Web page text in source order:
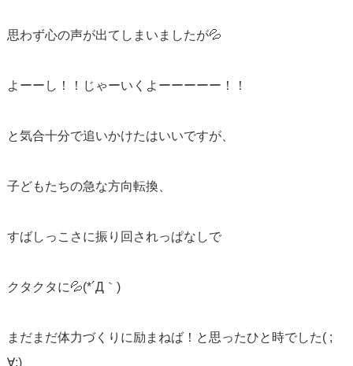
思わず心の声が出てしまいましたが💦
よーーし！！じゃーいくよーーーーー！！
と気合十分で追いかけたはいいですが、
子どもたちの急な方向転換、
すばしっこさに振り回されっぱなしで
クタクタに💦(*´Д｀)
まだまだ体力づくりに励まねば！と思ったひと時でした( ;
∀;)